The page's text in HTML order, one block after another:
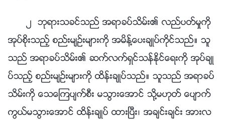
၂ ဘုရားသခင္သည္ အရာခပ္သိမ္း၏ လည္ပတ္မႈကို
အုပ္စိုးသည့္ စည္းမ်ဥ္းမ်ားကို အမိန္႔ေပးခ်ဳပ္ကိုင္သည္။ သူ
သည္ အရာခပ္သိမ္း၏ ဆက္လက္ရွင္သန္ႏိုင္ေရးကို အုပ္ခ်ဳ
ပ္သည့္ စည္းမ်ဥ္းမ်ားကို ထိန္းခ်ဳပ္သည္။ သူသည္ အရာခပ္
သိမ္းကို ေသေၾကပ်က္စီး မသြားေအာင္ သို႔မဟုတ္ ေပ်ာက္
ကြယ္မသြားေအာင္ ထိန္းခ်ဳပ္ ထားၿပီး၊ အခ်င္းခ်င္း အားလ